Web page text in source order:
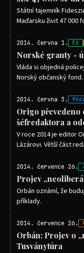
Státní tajemník
Maďarsku živit 47 000
2014. června 1. EU
Norské granty -
Vláda si objedná
Norský občanský fond.
2014. června 3.
Origo převedeno
šéfredaktora a
V roce 2014 je editor
Lázárovi. Větší část
2014. července 26.
Projev
Orbán oznámí, že
příklady.
2014. července 26.
Orbán: Projev o
Tusványtúra